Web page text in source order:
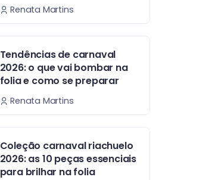
Renata Martins
Tendências de carnaval
2026: o que vai bombar na
folia e como se preparar
Renata Martins
Coleção carnaval riachuelo
2026: as 10 peças essenciais
para brilhar na folia